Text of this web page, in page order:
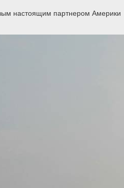
настоящим партнером Америки